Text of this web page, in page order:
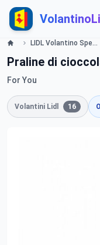
LIDL Volantino Speciale Sal Valentino dal 6 Febbraio 2014 Lidl
Praline di
For You
Volantini Lidl 16